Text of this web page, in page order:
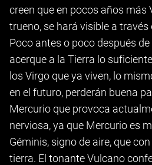
creen que en pocos años más
trueno, se hará visible a
Poco antes o poco después
acerque a la Tierra lo
los Virgo que ya viven, lo
en el futuro, perderán buena
Mercurio que provoca
nerviosa, ya que Mercurio es
Géminis, signo de aire, que
tierra. El tonante Vulcano